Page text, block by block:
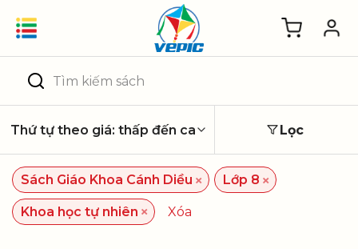
Tìm
kiếm:
Lọc
Sách Giáo Khoa Cánh Diều × Lớp 8 ×
Khoa học tự nhiên × Xóa